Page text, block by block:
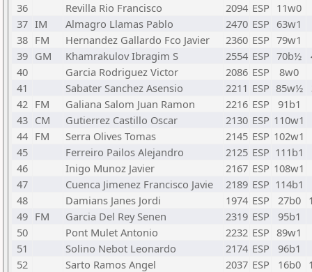
36
Revilla Rio Francisco 2094 ESP 11w0
37 IM Almagro Llamas Pablo 2470 ESP 63w1
38 FM Hernandez Gallardo Fco Javier 2360 ESP 79w1
39 GM Khamrakulov Ibragim S 2554 ESP 70b½
40
Garcia Rodriguez Victor 2086 ESP
8w0
41
Sabater Sanchez Asensio 2211 ESP 85w½
42 FM Galiana Salom Juan Ramon 2216 ESP
91b1
43 CM Gutierrez Castillo Oscar 2130 ESP 110w1
44 FM Serra Olives Tomas 2145 ESP 102w1
45
Ferreiro Pailos Alejandro 2125 ESP 111b1
46
Inigo Munoz Javier 2167 ESP 108w1
47
Cuenca Jimenez Francisco Javie 2189 ESP 114b1
48
Damians Janes Jordi 1974 ESP 27b0
49 FM Garcia Del Rey Senen 2319 ESP
95b1
50
Pont Mulet Antonio 2232 ESP 89w1
51
Solino Nebot Leonardo 2174 ESP 96b1
52
Sarto Ramos Angel 2037 ESP 16b0